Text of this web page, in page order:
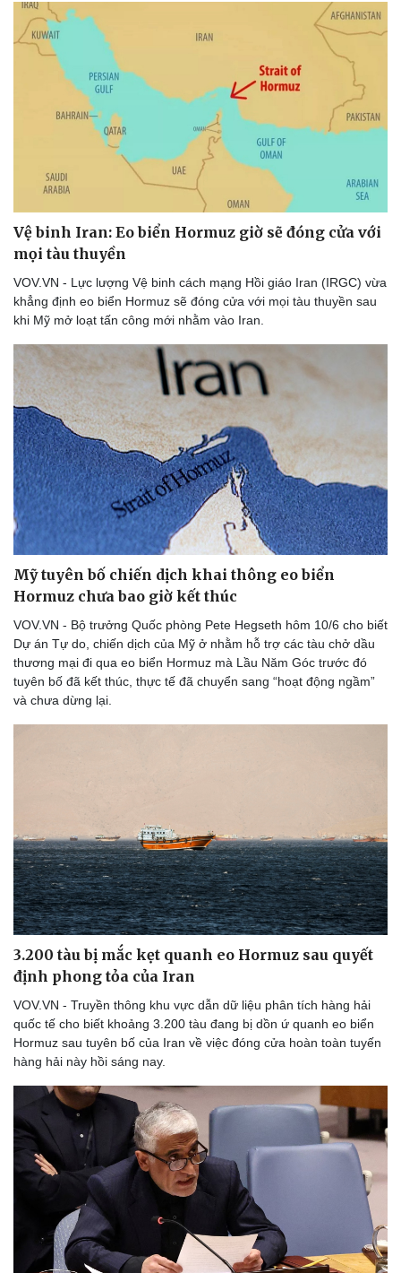
Thể thao
Lịch thi đấu bóng đá
Thế giới thể thao
Hậu trường
Ô tô - Xe máy
Ô tô
Xe máy
Tư vấn
Vệ binh Iran: Eo biển Hormuz giờ sẽ đóng cửa với
mọi tàu thuyền
VOV.VN - Lực lượng Vệ binh cách mạng Hồi giáo Iran (IRGC) vừa
khẳng định eo biển Hormuz sẽ đóng cửa với mọi tàu thuyền sau
khi Mỹ mở loạt tấn công mới nhằm vào Iran.
Mỹ tuyên bố chiến dịch khai thông eo biển
Hormuz chưa bao giờ kết thúc
VOV.VN - Bộ trưởng Quốc phòng Pete Hegseth hôm 10/6 cho biết
Dự án Tự do, chiến dịch của Mỹ ở nhằm hỗ trợ các tàu chở dầu
thương mại đi qua eo biển Hormuz mà Lầu Năm Góc trước đó
tuyên bố đã kết thúc, thực tế đã chuyển sang “hoạt động ngầm”
và chưa dừng lại.
3.200 tàu bị mắc kẹt quanh eo Hormuz sau quyết
định phong tỏa của Iran
VOV.VN - Truyền thông khu vực dẫn dữ liệu phân tích hàng hải
quốc tế cho biết khoảng 3.200 tàu đang bị dồn ứ quanh eo biển
Hormuz sau tuyên bố của Iran về việc đóng cửa hoàn toàn tuyến
hàng hải này hồi sáng nay.